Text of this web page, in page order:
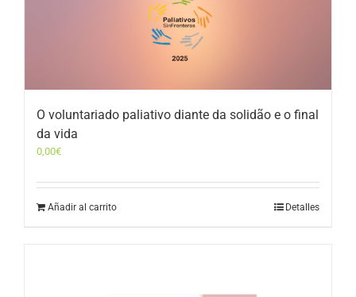
O voluntariado paliativo diante da solidão e o final
da vida
0,00€
Añadir al carrito Detalles